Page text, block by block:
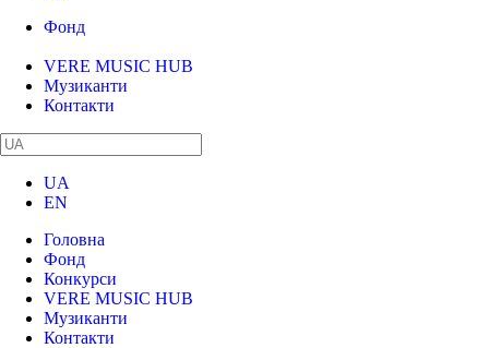
Фонд
VERE MUSIC HUB
Музиканти
Контакти
UA
EN
Головна
Фонд
Конкурси
VERE MUSIC HUB
Музиканти
Контакти